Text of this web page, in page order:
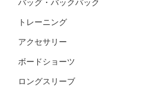
バッグ・バックパック
トレーニング
アクセサリー
ボードショーツ
ロングスリーブ